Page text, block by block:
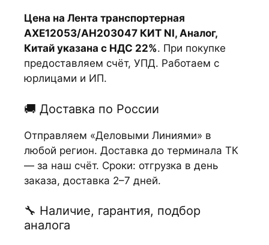
Цена на Лента транспортерная
AXE12053/AH203047 КИТ NI, Аналог,
Китай указана с НДС 22%. При покупке
предоставляем счёт, УПД. Работаем с
юрлицами и ИП.
🚚 Доставка по России
Отправляем «Деловыми Линиями» в
любой регион. Доставка до терминала ТК
— за наш счёт. Сроки: отгрузка в день
заказа, доставка 2–7 дней.
🔧 Наличие, гарантия, подбор
аналога